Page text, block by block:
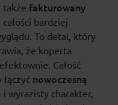
także fakturowany
bardziej
To detal, który
że koperta
Całość
nowoczesną
i wyrazisty charakter,